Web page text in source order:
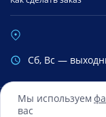
Мы используем
вас
Cб, Вс —
Сбербанк